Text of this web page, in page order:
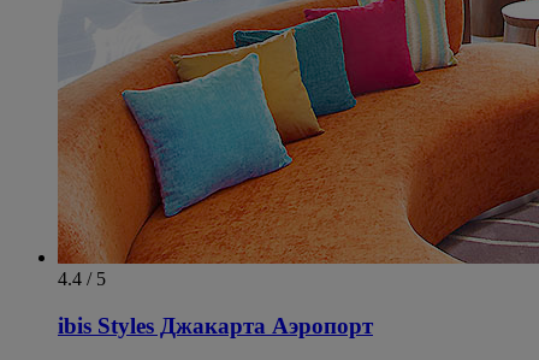
4.4 / 5
ibis Styles Джакарта Аэропорт